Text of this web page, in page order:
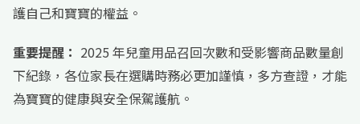
護自己和寶寶的權益。
重要提醒： 2025 年兒童用品召回次數和受影響商品數量創
下紀錄，各位家長在選購時務必更加謹慎，多方查證，才能
為寶寶的健康與安全保駕護航。